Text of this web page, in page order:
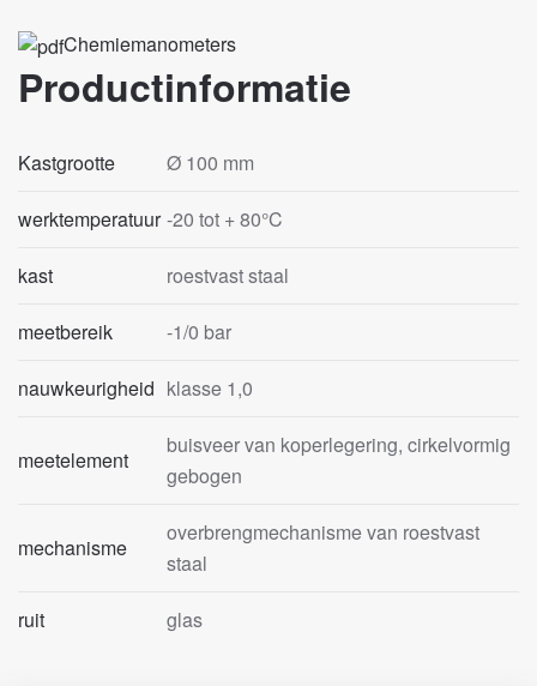
Chemiemanometers
Productinformatie
Kastgrootte Ø 100 mm
werktemperatuur -20 tot + 80°C
kast roestvast staal
meetbereik -1/0 bar
nauwkeurigheid klasse 1,0
meetelement
buisveer van koperlegering, cirkelvormig
gebogen
mechanisme
overbrengmechanisme van roestvast
staal
ruit glas